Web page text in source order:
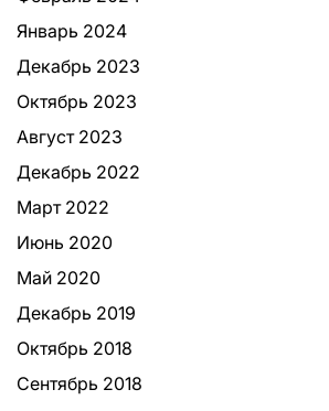
Январь 2024
Декабрь 2023
Октябрь 2023
Август 2023
Декабрь 2022
Март 2022
Июнь 2020
Май 2020
Декабрь 2019
Октябрь 2018
Сентябрь 2018